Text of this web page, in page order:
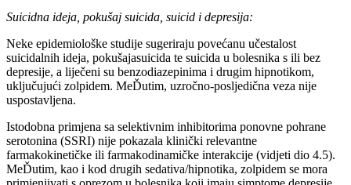
Suicidna ideja, pokušaj suicida, suicid i depresija:
Neke epidemiološke studije sugeriraju povećanu učestalost
suicidalnih ideja, pokušajasuicida te suicida u bolesnika s ili bez
depresije, a liječeni su benzodiazepinima i drugim hipnotikom,
uključujući zolpidem. MeĎutim, uzročno-posljedična veza nije
uspostavljena.
Istodobna primjena sa selektivnim inhibitorima ponovne pohrane
serotonina (SSRI) nije pokazala klinički relevantne
farmakokinetičke ili farmakodinamičke interakcije (vidjeti dio 4.5).
MeĎutim, kao i kod drugih sedativa/hipnotika, zolpidem se mora